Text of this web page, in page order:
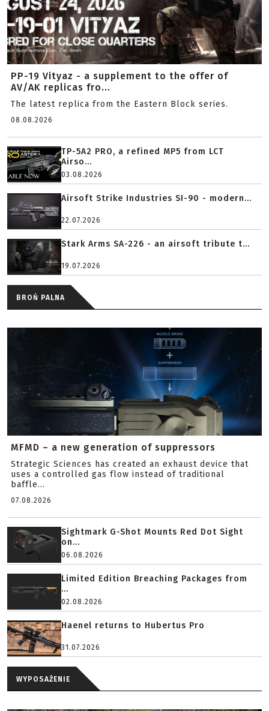
PP-19 Vityaz - a supplement to the offer of
AV/AK replicas fro...
The latest replica from the Eastern Block series.
08.08.2026
TP-5A2 PRO, a refined MP5 from LCT
Airso...
03.08.2026
Airsoft Strike Industries SI-90 - modern...
22.07.2026
Stark Arms SA-226 - an airsoft tribute t...
19.07.2026
BROŃ PALNA
MFMD – a new generation of suppressors
Strategic Sciences has created an exhaust device that
uses a controlled gas flow instead of traditional
baffle...
07.08.2026
Sightmark G-Shot Mounts Red Dot Sight
on...
06.08.2026
Limited Edition Breaching Packages from
...
02.08.2026
Haenel returns to Hubertus Pro
31.07.2026
WYPOSAŻENIE